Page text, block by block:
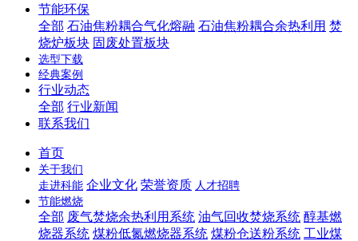
节能环保
全部 石油焦粉耦合气化熔融 石油焦粉耦合余热利用 焚
烧炉板块 固废处置板块
选型下载
经典案例
行业动态
全部 行业新闻
联系我们
首页
关于我们
走进科能 企业文化 荣誉资质 人才招聘
节能燃烧
全部 废气焚烧余热利用系统 油气回收焚烧系统 醇基燃
烧器系统 煤粉低氮燃烧器系统 煤粉仓送粉系统 工业煤